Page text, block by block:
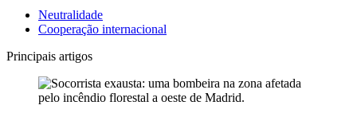
Neutralidade
Cooperação internacional
Principais artigos